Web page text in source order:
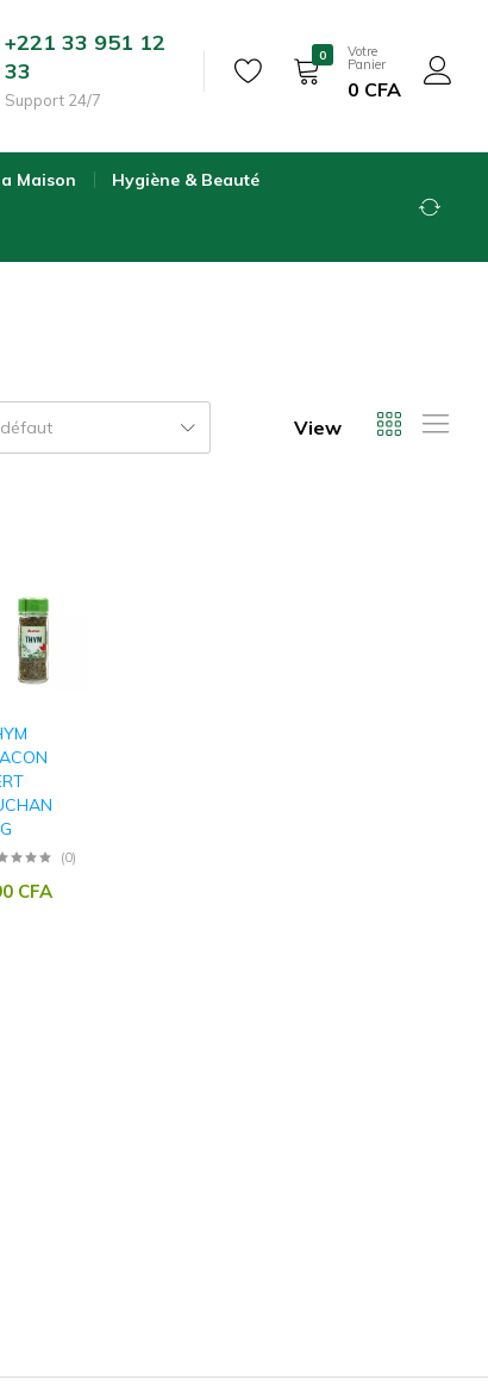
+221 33 951 12
33
Support 24/7
0 Votre
Panier
0 CFA
Maison Hygiène & Beauté
View
(0)
CFA